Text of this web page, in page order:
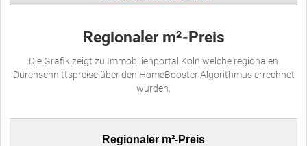
Regionaler m²-Preis
Die Grafik zeigt zu Immobilienportal Köln welche regionalen
Durchschnittspreise über den HomeBooster Algorithmus errechnet
wurden.
Regionaler m²-Preis